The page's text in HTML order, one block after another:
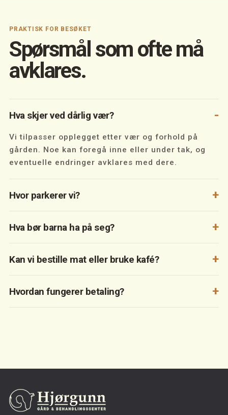
PRAKTISK FOR BESØKET
Spørsmål som ofte må
avklares.
Hva skjer ved dårlig vær?
Vi tilpasser opplegget etter vær og forhold på
gården. Noe kan foregå inne eller under tak, og
eventuelle endringer avklares med dere.
Hvor parkerer vi?
Hva bør barna ha på seg?
Kan vi bestille mat eller bruke kafé?
Hvordan fungerer betaling?